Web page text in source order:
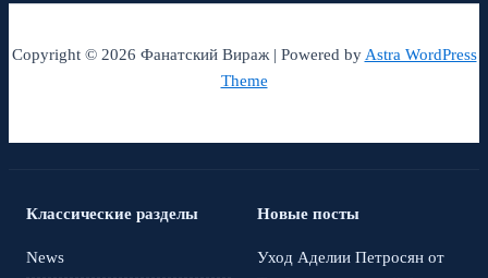
Copyright © 2026 Фанатский Вираж | Powered byAstra WordPress
Theme
Классические разделы
News
Новые посты
Уход Аделии Петросян от